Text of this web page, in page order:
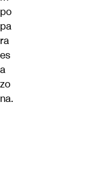
po
pa
ra
es
a
zo
na.